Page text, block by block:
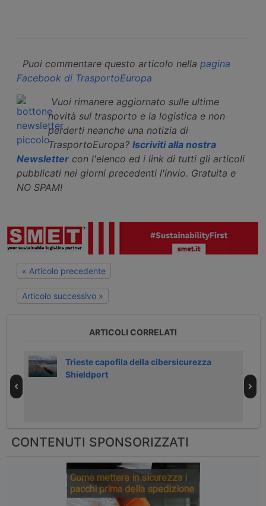
Puoi commentare questo articolo nella pagina
Facebook di TrasportoEuropa
Vuoi rimanere aggiornato sulle ultime
novità sul trasporto e la logistica e non
perderti neanche una notizia di
TrasportoEuropa? Iscriviti alla nostra
Newsletter con l'elenco ed i link di tutti gli articoli
pubblicati nei giorni precedenti l'invio. Gratuita e
NO SPAM!
« Articolo precedente
Articolo successivo »
ARTICOLI CORRELATI
Trieste capofila della cibersicurezza
Shieldport
CONTENUTI SPONSORIZZATI
Come mettere in sicurezza i
pacchi prima della spedizione